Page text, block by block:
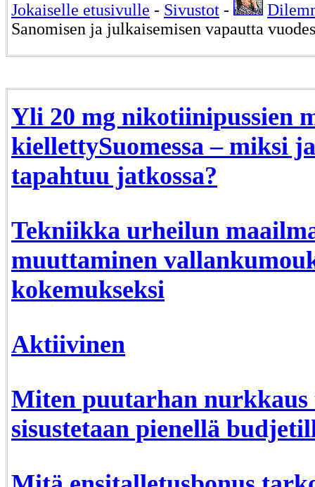
Jokaiselle etusivulle - Sivustot -
Sanomisen ja julkaisemisen vapautta
Yli 20 mg nikotiinipussien
kiellettySuomessa – miksi
tapahtuu jatkossa?
Tekniikka urheilun
muuttaminen
kokemukseksi
Aktiivinen
Miten puutarhan nurkkaus
sisustetaan pienellä